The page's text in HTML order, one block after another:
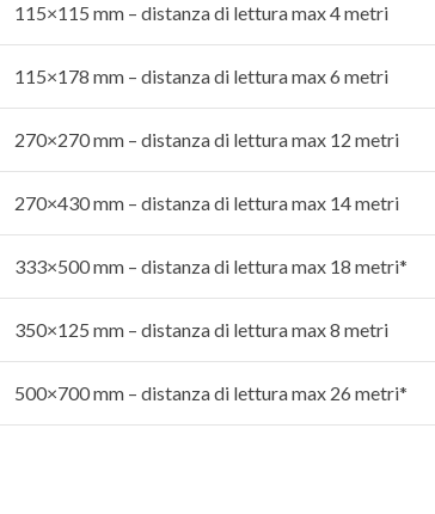
115×115 mm – distanza di lettura max 4 metri
115×178 mm – distanza di lettura max 6 metri
270×270 mm – distanza di lettura max 12 metri
270×430 mm – distanza di lettura max 14 metri
333×500 mm – distanza di lettura max 18 metri*
350×125 mm – distanza di lettura max 8 metri
500×700 mm – distanza di lettura max 26 metri*